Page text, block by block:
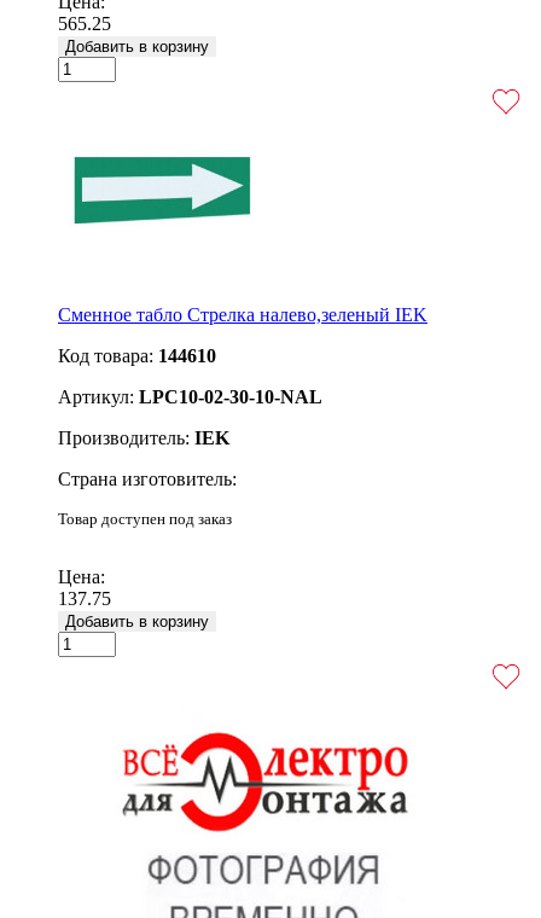
565.25
Добавить в корзину
Сменное табло Стрелка налево,зеленый IEK
Код товара: 144610
Артикул: LPC10-02-30-10-NAL
Производитель: IEK
Страна изготовитель:
Товар доступен под заказ
Цена:
137.75
Добавить в корзину